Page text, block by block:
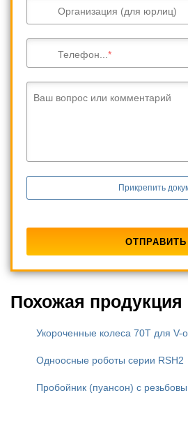
Организация (для юрлиц)
Телефон...
Ваш вопрос или комментарий
Прикрепить
Похожая продукция
Укороченные колеса 70T для
Одноосные роботы серии RSH2
Пробойник (пуансон) с